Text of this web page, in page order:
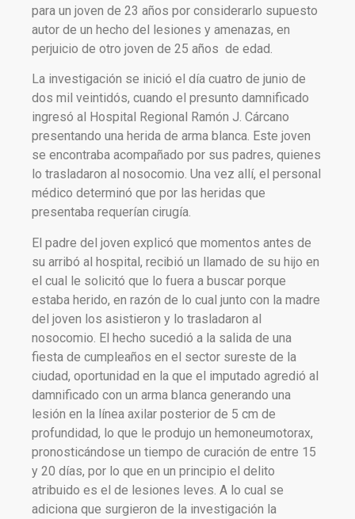
para un joven de 23 años por considerarlo supuesto
autor de un hecho del lesiones y amenazas, en
perjuicio de otro joven de 25 años de edad.
La investigación se inició el día cuatro de junio de
dos mil veintidós, cuando el presunto damnificado
ingresó al Hospital Regional Ramón J. Cárcano
presentando una herida de arma blanca. Este joven
se encontraba acompañado por sus padres, quienes
lo trasladaron al nosocomio. Una vez allí, el personal
médico determinó que por las heridas que
presentaba requerían cirugía.
El padre del joven explicó que momentos antes de
su arribó al hospital, recibió un llamado de su hijo en
el cual le solicitó que lo fuera a buscar porque
estaba herido, en razón de lo cual junto con la madre
del joven los asistieron y lo trasladaron al
nosocomio. El hecho sucedió a la salida de una
fiesta de cumpleaños en el sector sureste de la
ciudad, oportunidad en la que el imputado agredió al
damnificado con un arma blanca generando una
lesión en la línea axilar posterior de 5 cm de
profundidad, lo que le produjo un hemoneumotorax,
pronosticándose un tiempo de curación de entre 15
y 20 días, por lo que en un principio el delito
atribuido es el de lesiones leves. A lo cual se
adiciona que surgieron de la investigación la